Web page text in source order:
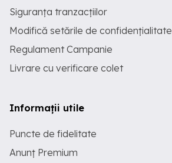
Siguranța tranzacțiilor
Modifică setările de confidențialitate
Regulament Campanie
Livrare cu verificare colet
Informații utile
Puncte de fidelitate
Anunț Premium